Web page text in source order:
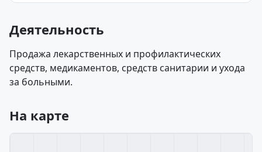
Деятельность
Продажа лекарственных и профилактических
средств, медикаментов, средств санитарии и ухода
за больными.
На карте